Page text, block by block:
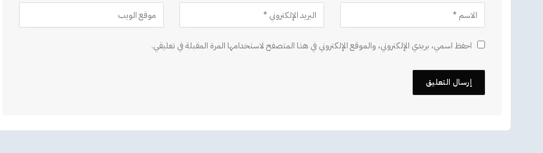
احفظ اسمي، بريدي الإلكتروني، والموقع الإلكتروني في هذا المتصفح لاستخدامها المرة المقبلة في تعليقي.